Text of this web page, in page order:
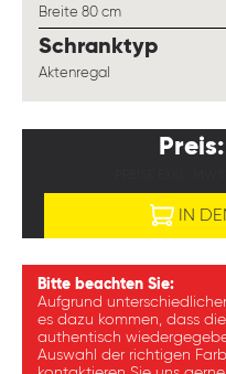
Breite 80 cm
Schranktyp
Aktenregal
IN
Bitte beachten Sie:
Aufgrund
es dazu kommen, dass
authentisch
Auswahl der richtigen